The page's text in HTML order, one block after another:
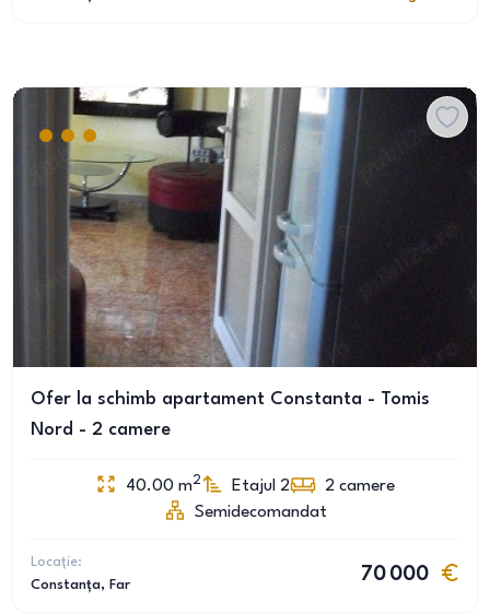
Ofer la schimb apartament Constanta - Tomis
Nord - 2 camere
40.00 m2 Etajul 2 2 camere
Semidecomandat
Locație:
Constanța, Far
70 000